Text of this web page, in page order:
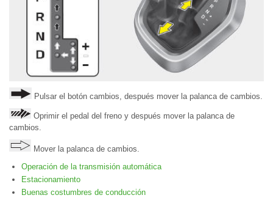
Pulsar el botón cambios, después mover la palanca de cambios.
Oprimir el pedal del freno y después mover la palanca de
cambios.
Mover la palanca de cambios.
Operación de la transmisión automática
Estacionamiento
Buenas costumbres de conducción